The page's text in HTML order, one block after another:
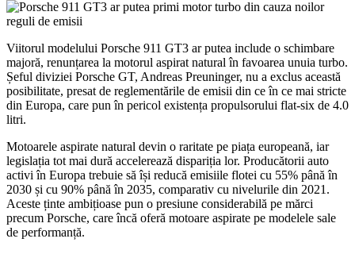
Viitorul modelului Porsche 911 GT3 ar putea include o schimbare
majoră, renunțarea la motorul aspirat natural în favoarea unuia turbo.
Șeful diviziei Porsche GT, Andreas Preuninger, nu a exclus această
posibilitate, presat de reglementările de emisii din ce în ce mai stricte
din Europa, care pun în pericol existența propulsorului flat-six de 4.0
litri.
Motoarele aspirate natural devin o raritate pe piața europeană, iar
legislația tot mai dură accelerează dispariția lor. Producătorii auto
activi în Europa trebuie să își reducă emisiile flotei cu 55% până în
2030 și cu 90% până în 2035, comparativ cu nivelurile din 2021.
Aceste ținte ambițioase pun o presiune considerabilă pe mărci
precum Porsche, care încă oferă motoare aspirate pe modelele sale
de performanță.